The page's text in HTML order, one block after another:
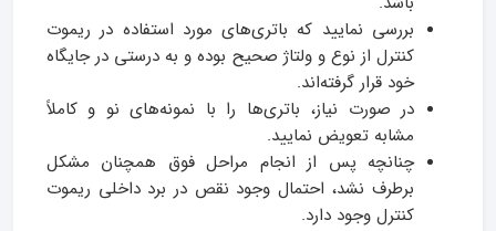
بررسی نمایید که باتری‌های مورد استفاده در ریموت
کنترل از نوع و ولتاژ صحیح بوده و به درستی در جایگاه
خود قرار گرفته‌اند.
در صورت نیاز، باتری‌ها را با نمونه‌های نو و کاملاً
مشابه تعویض نمایید.
چنانچه پس از انجام مراحل فوق همچنان مشکل
برطرف نشد، احتمال وجود نقص در برد داخلی ریموت
کنترل وجود دارد.